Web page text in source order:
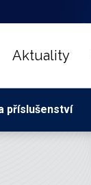
Aktuality
příslušenství